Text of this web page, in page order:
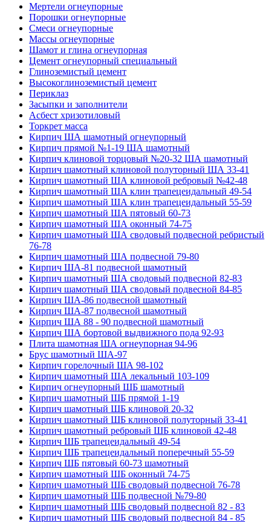
Мертели огнеупорные
Порошки огнеупорные
Смеси огнеупорные
Массы огнеупорные
Шамот и глина огнеупорная
Цемент огнеупорный специальный
Глиноземистый цемент
Высокоглиноземистый цемент
Периклаз
Засыпки и заполнители
Асбест хризотиловый
Торкрет масса
Кирпич ША шамотный огнеупорный
Кирпич прямой №1-19 ША шамотный
Кирпич клиновой торцовый №20-32 ША шамотный
Кирпич шамотный клиновой полуторный ША 33-41
Кирпич шамотный ША клиновой ребровый №42-48
Кирпич шамотный ША клин трапецеидальный 49-54
Кирпич шамотный ША клин трапецеидальный 55-59
Кирпич шамотный ША пятовый 60-73
Кирпич шамотный ША оконный 74-75
Кирпич шамотный ША сводовый подвесной ребристый
76-78
Кирпич шамотный ША подвесной 79-80
Кирпич ША-81 подвесной шамотный
Кирпич шамотный ША сводовый подвесной 82-83
Кирпич шамотный ША сводовый подвесной 84-85
Кирпич ША-86 подвесной шамотный
Кирпич ША-87 подвесной шамотный
Кирпич ША 88 - 90 подвесной шамотный
Кирпич ША бортовой выдвижного пода 92-93
Плита шамотная ША огнеупорная 94-96
Брус шамотный ША-97
Кирпич горелочный ША 98-102
Кирпич шамотный ША лекальный 103-109
Кирпич огнеупорный ШБ шамотный
Кирпич шамотный ШБ прямой 1-19
Кирпич шамотный ШБ клиновой 20-32
Кирпич шамотный ШБ клиновой полуторный 33-41
Кирпич шамотный ребровый ШБ клиновой 42-48
Кирпич ШБ трапецеидальный 49-54
Кирпич ШБ трапецеидальный поперечный 55-59
Кирпич ШБ пятовый 60-73 шамотный
Кирпич шамотный ШБ оконный 74-75
Кирпич шамотный ШБ сводовый подвесной 76-78
Кирпич шамотный ШБ подвесной №79-80
Кирпич шамотный ШБ сводовый подвесной 82 - 83
Кирпич шамотный ШБ сводовый подвесной 84 - 85